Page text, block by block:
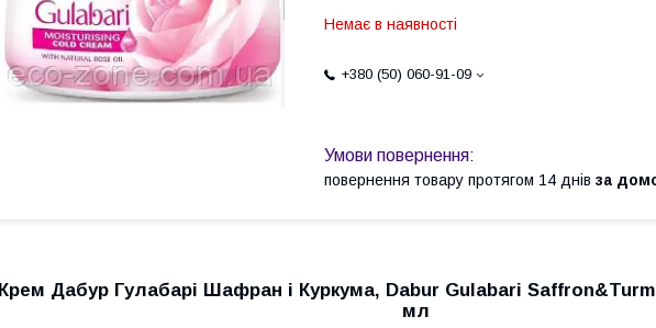
Немає в наявності
+380 (50) 060-91-09
повернення товару протягом 14 днів за
Крем Дабур Гулабарі Шафран і Куркума, Dabur Gulabari
мл